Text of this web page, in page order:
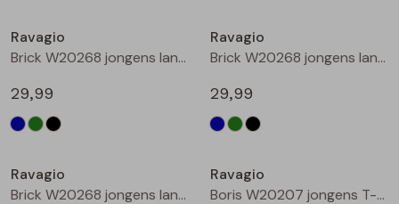
Bermuda's
Ravagio
Brick W20268 jongens lange broek Marine
29,99
Ravagio
Brick W20268 jongens lange broek Groen donker
29,99
Ravagio
Brick W20268 jongens lange broek Zwart
Ravagio
Boris W20207 jongens T-shirt lm Groen donker